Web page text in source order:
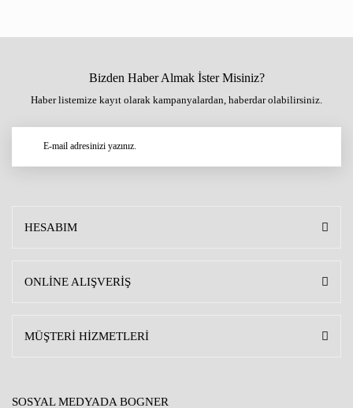
Bizden Haber Almak İster Misiniz?
Haber listemize kayıt olarak kampanyalardan, haberdar olabilirsiniz.
HESABIM
ONLİNE ALIŞVERİŞ
MÜŞTERİ HİZMETLERİ
SOSYAL MEDYADA BOGNER